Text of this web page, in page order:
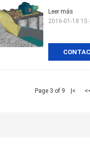
Leer más
2016-01-18
Page 3 of 9 |<